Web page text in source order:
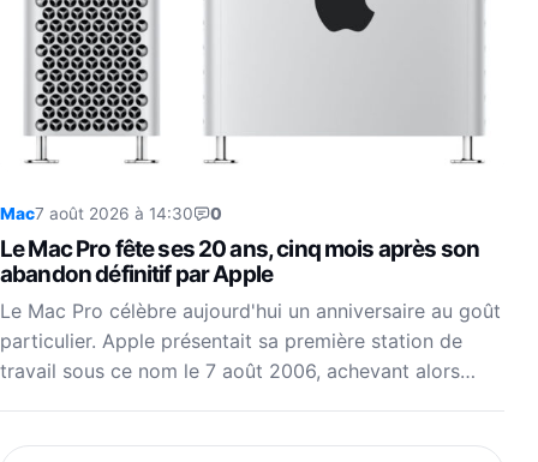
Mac7 août 2026 à 14:30 0
Le Mac Pro fête ses 20 ans, cinq mois après son
abandon définitif par Apple
Le Mac Pro célèbre aujourd'hui un anniversaire au goût
particulier. Apple présentait sa première station de
travail sous ce nom le 7 août 2006, achevant alors…